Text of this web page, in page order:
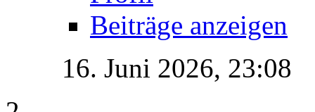
Beiträge anzeigen
16. Juni 2026, 23:08